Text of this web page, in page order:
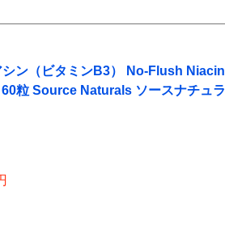
シン（ビタミンB3） No-Flush Niacin
粒 Source Naturals ソースナチュラ